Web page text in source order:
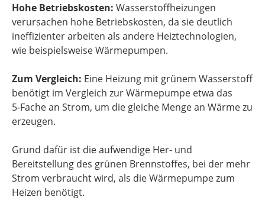
Hohe Betriebskosten: Wasserstoffheizungen
verursachen hohe Betriebskosten, da sie deutlich
ineffizienter arbeiten als andere Heiztechnologien,
wie beispielsweise Wärmepumpen.
Zum Vergleich: Eine Heizung mit grünem Wasserstoff
benötigt im Vergleich zur Wärmepumpe etwa das
5‑Fache an Strom, um die gleiche Menge an Wärme zu
erzeugen.
Grund dafür ist die aufwendige Her- und
Bereitstellung des grünen Brennstoffes, bei der mehr
Strom verbraucht wird, als die Wärmepumpe zum
Heizen benötigt.